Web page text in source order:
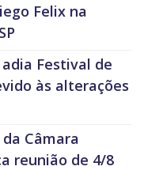
Felix na
Festival de
às alterações
Câmara
reunião de 4/8